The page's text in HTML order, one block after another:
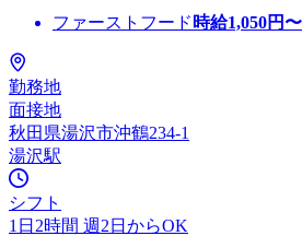
ファーストフード 時給1,050円〜
勤務地
面接地
秋田県湯沢市沖鶴234-1
湯沢駅
シフト
1日2時間 週2日からOK